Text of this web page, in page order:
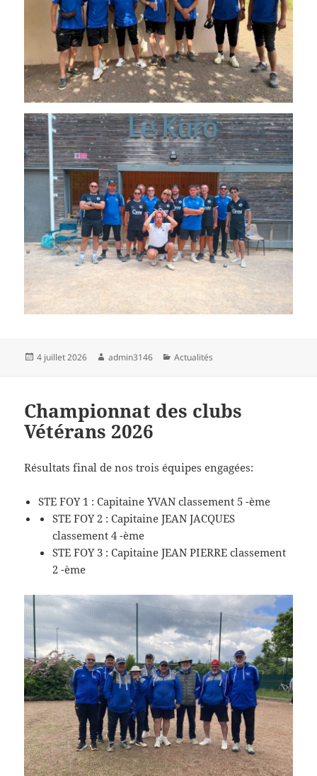
Publié
4 juillet 2026 Auteur
admin3146 Catégories
Actualités
Championnat des clubs
Vétérans 2026
Résultats final de nos trois équipes engagées:
STE FOY 1 : Capitaine YVAN classement 5 -ème
STE FOY 2 : Capitaine JEAN JACQUES
classement 4 -ème
STE FOY 3 : Capitaine JEAN PIERRE classement
2 -ème